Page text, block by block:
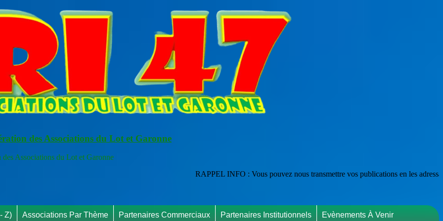
des Associations du Lot et Garonne
Associations du Lot et Garonne
RAPPEL INFO : Vous pouvez nous transmettre vos publications en les adressant à :
Z) Associations Par Thème Partenaires Commerciaux Partenaires Institutionnels Evènements À Venir